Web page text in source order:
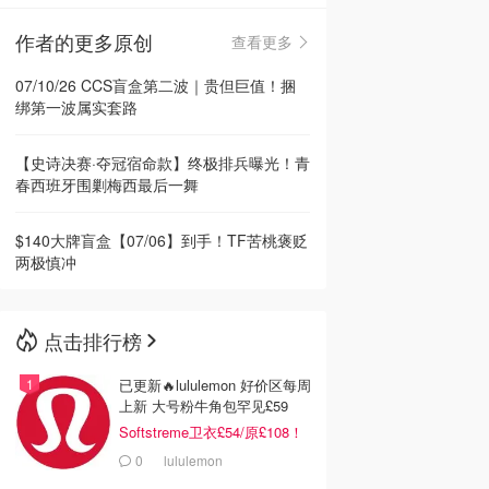
🇳🇿新西兰
作者的更多原创
查看更多
07/10/26 CCS盲盒第二波｜贵但巨值！捆
绑第一波属实套路
【史诗决赛·夺冠宿命款】终极排兵曝光！青
春西班牙围剿梅西最后一舞
$140大牌盲盒【07/06】到手！TF苦桃褒贬
两极慎冲
点击排行榜
已更新🔥lululemon 好价区每周
上新 大号粉牛角包罕见£59
Softstreme卫衣£54/原£108！
0 lululemon